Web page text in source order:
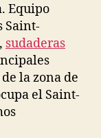
Equipo
Saint-
sudaderas
la zona de
el Saint-